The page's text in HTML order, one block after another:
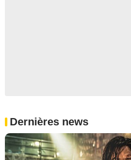
Dernières news